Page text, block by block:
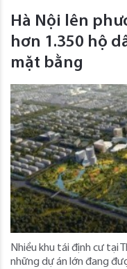
Hà Nội lên
hơn 1.350 hộ
mặt bằng
Nhiều khu tái định cư tại
những dự án lớn đang